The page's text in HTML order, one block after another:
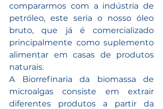
compararmos com a indústria de
petróleo, este seria o nosso óleo
bruto, que já é comercializado
principalmente como suplemento
alimentar em casas de produtos
naturais.
A Biorrefinaria da biomassa de
microalgas consiste em extrair
diferentes produtos a partir da